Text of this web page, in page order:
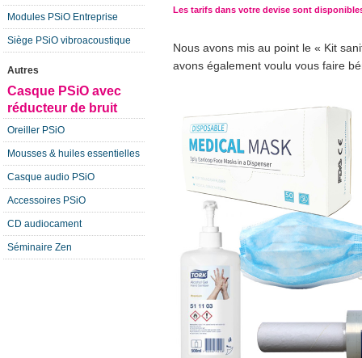
Modules PSiO Entreprise
Siège PSiO vibroacoustique
Autres
Casque PSiO avec
réducteur de bruit
Oreiller PSiO
Mousses & huiles essentielles
Casque audio PSiO
Accessoires PSiO
CD audiocament
Séminaire Zen
Les tarifs dans votre devise sont
Nous avons mis au point le « Kit
avons également voulu vous faire